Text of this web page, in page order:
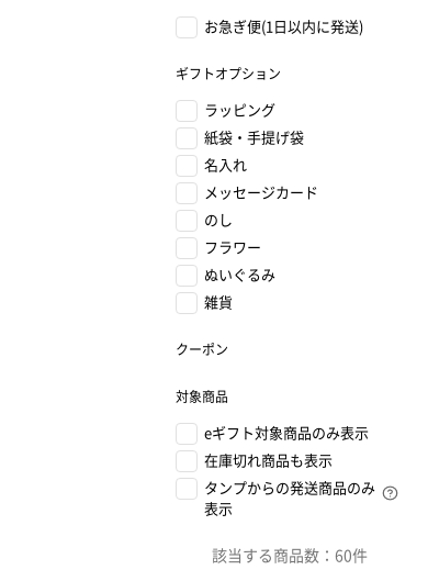
お急ぎ便(1日以内に発送)
ギフトオプション
ラッピング
紙袋・手提げ袋
名入れ
メッセージカード
のし
フラワー
ぬいぐるみ
雑貨
クーポン
対象商品
eギフト対象商品のみ表示
在庫切れ商品も表示
タンプからの発送商品のみ
表示
該当する商品数： 60件